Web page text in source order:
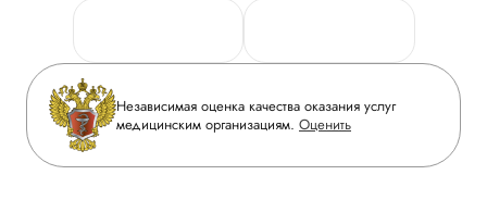
Руководство
Сотрудничество
Инвесторам
Журнал «Мать и дитя»
Вакансии
Персональные данные
Горячая линия качества
Вопрос-ответ
Приложение пациента
Статьи
Независимая оценка качества оказания услуг
медицинским организациям. Оценить